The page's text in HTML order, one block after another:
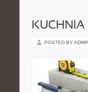
KUCHNIA
POSTED BY